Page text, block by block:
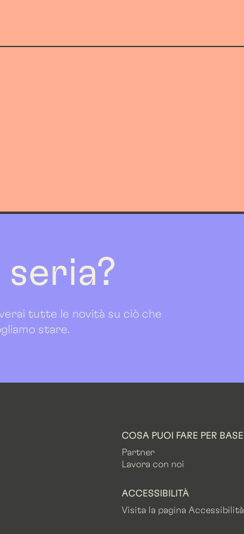
seria?
tutte le novità su ciò che
stare.
COSA PUOI FARE PER BASE
Partner
Lavora con noi
ACCESSIBILITÀ
Visita la pagina Accessibilità